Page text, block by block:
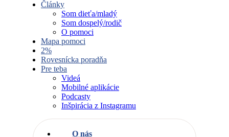
Články
Som dieťa/mladý
Som dospelý/rodič
O pomoci
Mapa pomoci
2%
Rovesnícka poradňa
Pre teba
Videá
Mobilné aplikácie
Podcasty
Inšpirácia z Instagramu
O nás